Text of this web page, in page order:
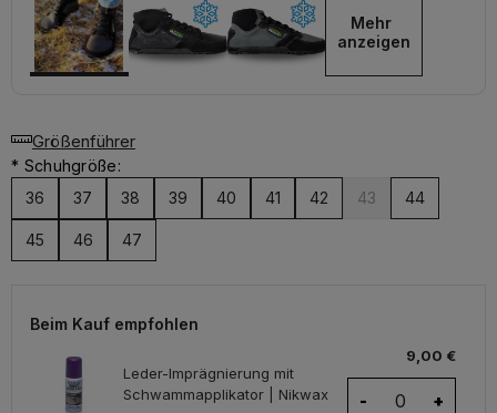
Mehr
anzeigen
Größenführer
* Schuhgröße:
36
37 38 39 40 41 42 43 44
45 46 47
Beim Kauf empfohlen
Leder-Imprägnierung mit
Schwammapplikator | Nikwax
9,00 €
- +